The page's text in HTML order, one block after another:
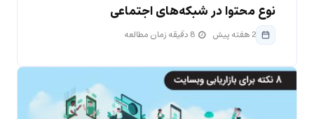
نوع محتوا در شبکه‌های اجتماعی
2 هفته پیش 8 دقیقه زمان مطالعه